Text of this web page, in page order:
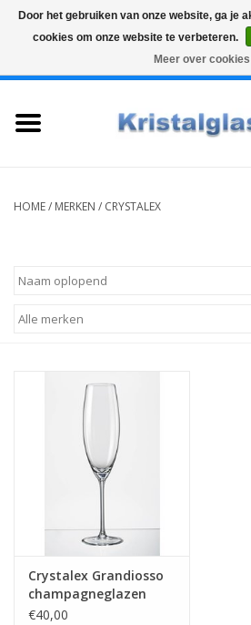
Koffie & Thee
HOME/ MERKEN / CRYSTALEX
Crystalex Grandiosso
champagneglazen
230ml. 2 glazen
€40,00
Door het gebruiken van onze website, ga je
cookies om onze website te verbeteren.
Meer over cookies